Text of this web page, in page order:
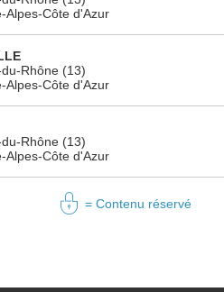
Alpes-Côte d'Azur
Rhône (13)
Alpes-Côte d'Azur
Rhône (13)
Alpes-Côte d'Azur
= Contenu réservé